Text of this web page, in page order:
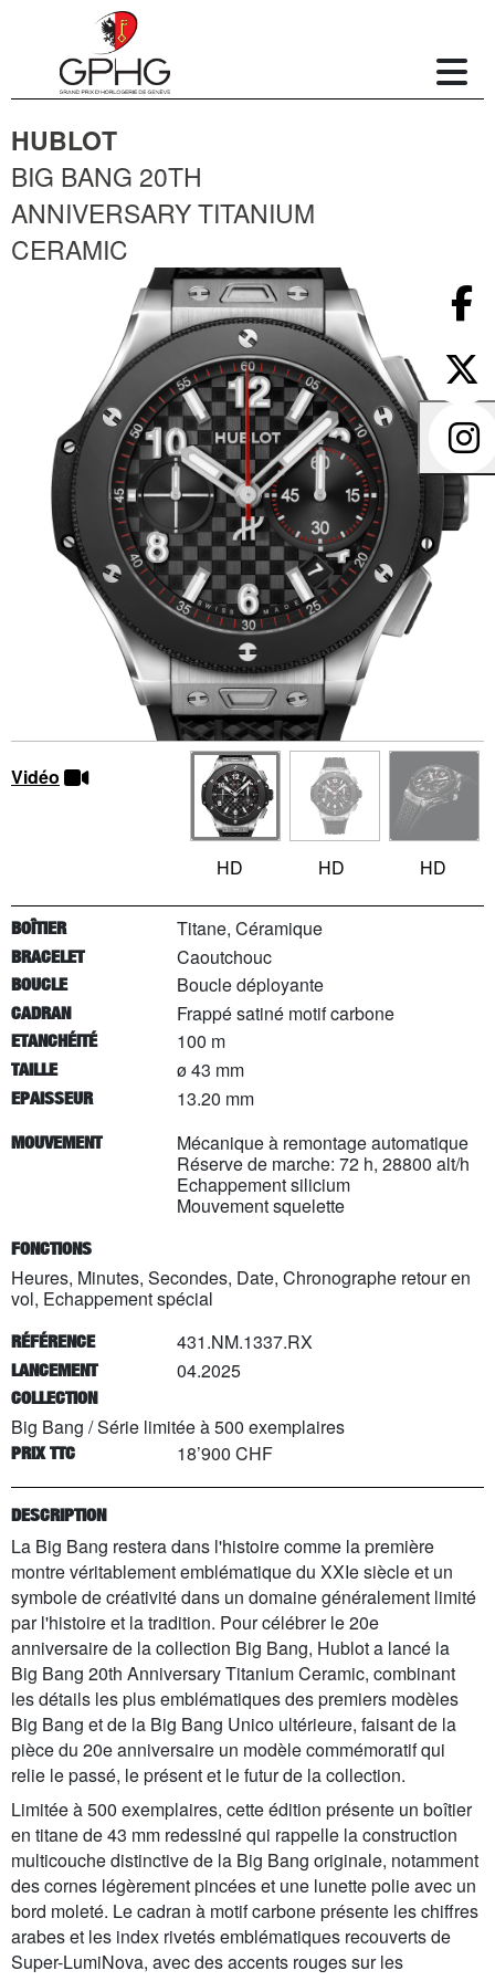
HUBLOT
BIG BANG 20TH
ANNIVERSARY TITANIUM
CERAMIC
Vidéo
HD HD HD
BOÎTIER Titane, Céramique
BRACELET Caoutchouc
BOUCLE Boucle déployante
CADRAN Frappé satiné motif carbone
ETANCHÉITÉ 100 m
TAILLE ø 43 mm
EPAISSEUR 13.20 mm
MOUVEMENT
Mécanique à remontage automatique
Réserve de marche: 72 h, 28800 alt/h
Echappement silicium
Mouvement squelette
FONCTIONS
Heures, Minutes, Secondes, Date, Chronographe retour en
vol, Echappement spécial
RÉFÉRENCE 431.NM.1337.RX
LANCEMENT 04.2025
COLLECTION
Big Bang /Série limitée à500 exemplaires
PRIX TTC 18’900 CHF
DESCRIPTION
La Big Bang restera dans l'histoire comme la première
montre véritablement emblématique du XXIe siècle et un
symbole de créativité dans un domaine généralement limité
par l'histoire et la tradition. Pour célébrer le 20e
anniversaire de la collection Big Bang, Hublot a lancé la
Big Bang 20th Anniversary Titanium Ceramic, combinant
les détails les plus emblématiques des premiers modèles
Big Bang et de la Big Bang Unico ultérieure, faisant de la
pièce du 20e anniversaire un modèle commémoratif qui
relie le passé, le présent et le futur de la collection.
Limitée à 500 exemplaires, cette édition présente un boîtier
en titane de 43 mm redessiné qui rappelle la construction
multicouche distinctive de la Big Bang originale, notamment
des cornes légèrement pincées et une lunette polie avec un
bord moleté. Le cadran à motif carbone présente les chiffres
arabes et les index rivetés emblématiques recouverts de
Super-LumiNova, avec des accents rouges sur les